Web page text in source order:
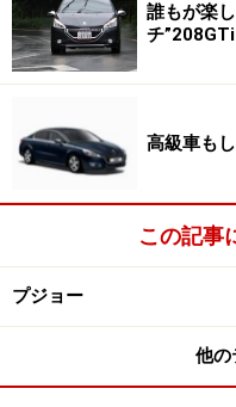
5008はフロントオーバー
3008と共通。リアエンド
つ
その理屈で考えると、
で最も大きなモデルで
ラス）に属する508の
が、そうではないと
3008をベースにホイー
拡げ、３列目を足して
だ。
誰もが楽
チ”208GTi
高級車も
この記事
プジョー
他の